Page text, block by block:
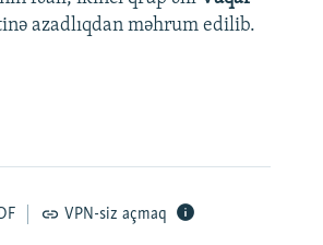
azadlıqdan məhrum edilib.
VPN-siz açmaq